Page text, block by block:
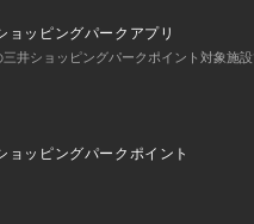
ョッピングパークアプリ
三井ショッピングパークポイント対象施
ョッピングパークポイント